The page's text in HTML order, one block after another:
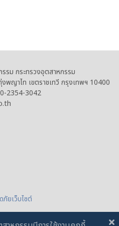
รม กระทรวงอุตสาหกรรม
พญาไท เขตราชเทวี กรุงเทพฯ 10400
2354-3042
ภัยเว็บไซต์